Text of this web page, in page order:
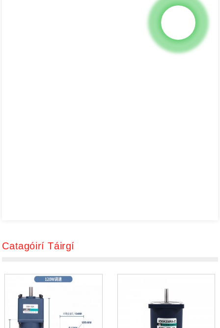
Catagóirí Táirgí